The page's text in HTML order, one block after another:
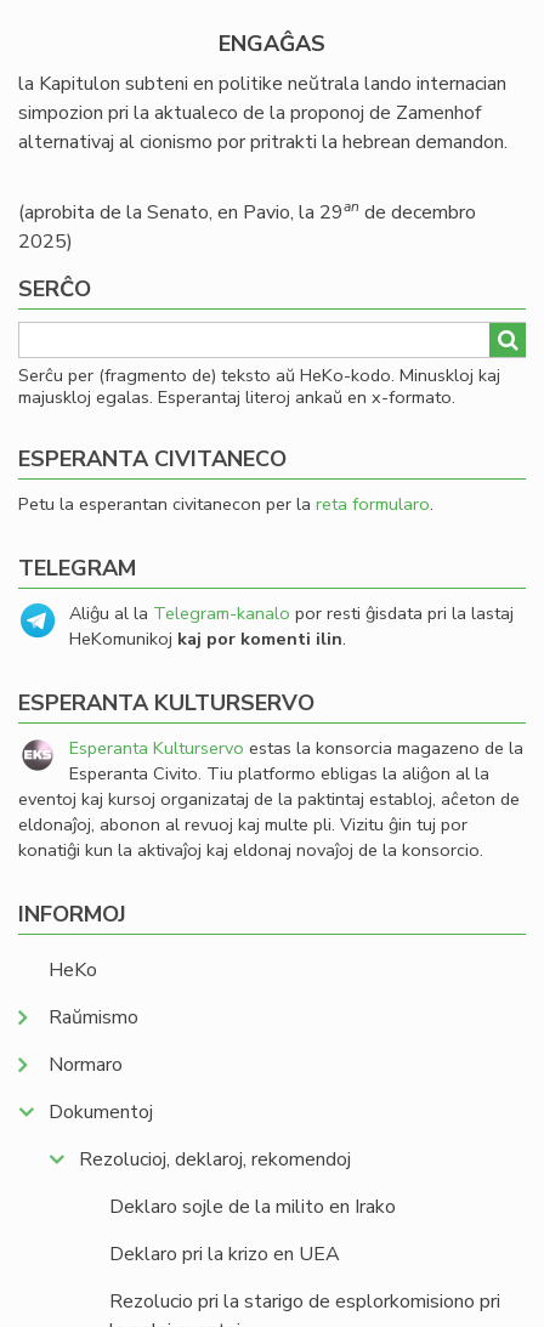
ENGAĜAS
la Kapitulon subteni en politike neŭtrala lando internacian
simpozion pri la aktualeco de la proponoj de Zamenhof
alternativaj al cionismo por pritrakti la hebrean demandon.
(aprobita de la Senato, en Pavio, la 29an de decembro
2025)
SERĈO
Serĉu per (fragmento de) teksto aŭ HeKo-kodo. Minuskloj kaj
majuskloj egalas. Esperantaj literoj ankaŭ en x-formato.
ESPERANTA CIVITANECO
Petu la esperantan civitanecon per la reta formularo.
TELEGRAM
Aliĝu al la Telegram-kanalo por resti ĝisdata pri la lastaj
HeKomunikoj kaj por komenti ilin.
ESPERANTA KULTURSERVO
Esperanta Kulturservo estas la konsorcia magazeno de la
Esperanta Civito. Tiu platformo ebligas la aliĝon al la
eventoj kaj kursoj organizataj de la paktintaj establoj, aĉeton de
eldonaĵoj, abonon al revuoj kaj multe pli. Vizitu ĝin tuj por
konatiĝi kun la aktivaĵoj kaj eldonaj novaĵoj de la konsorcio.
INFORMOJ
HeKo
Raŭmismo
Normaro
Dokumentoj
Rezolucioj, deklaroj, rekomendoj
Deklaro sojle de la milito en Irako
Deklaro pri la krizo en UEA
Rezolucio pri la starigo de esplorkomisiono pri